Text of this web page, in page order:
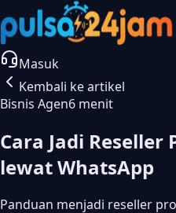
Masuk
Kembali ke artikel
Bisnis Agen6 menit
Cara Jadi
lewat WhatsApp
Panduan menjadi reseller